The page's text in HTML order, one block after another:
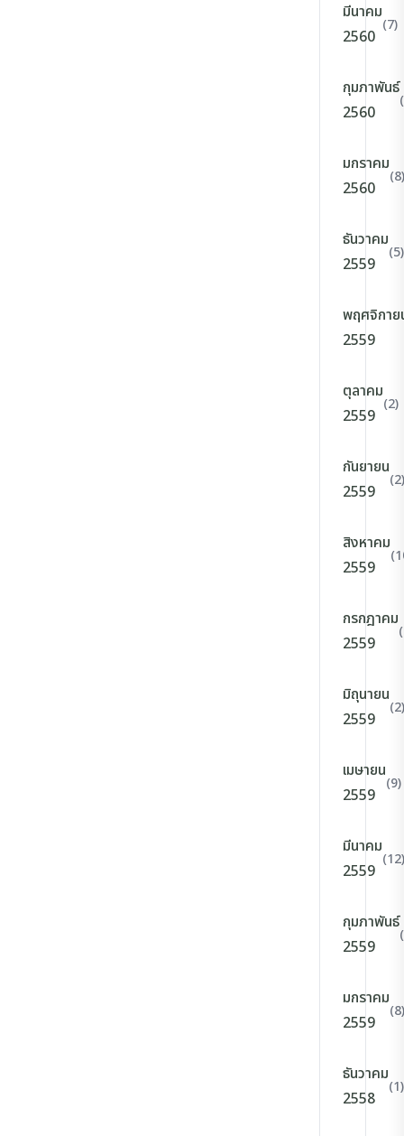
มีนาคม
2560
(7)
กุมภาพันธ์
2560
มกราคม
2560
(8)
ธันวาคม
2559
(5)
พฤศจิกาย
2559
ตุลาคม
2559
(2)
กันยายน
2559
(2)
สิงหาคม
2559
กรกฎาคม
2559
มิถุนายน
2559
(2)
เมษายน
2559
(9)
มีนาคม
2559
(12)
กุมภาพันธ์
2559
มกราคม
2559
(8)
ธันวาคม
2558
(1)